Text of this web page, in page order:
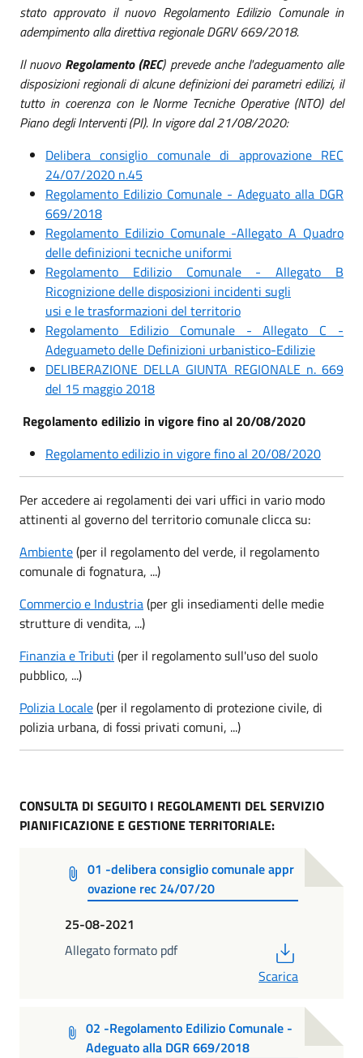
stato approvato il nuovo Regolamento Edilizio Comunale in
adempimento alla direttiva regionale DGRV 669/2018.
Il nuovo Regolamento (REC) prevede anche l'adeguamento alle
disposizioni regionali di alcune definizioni dei parametri edilizi, il
tutto in coerenza con le Norme Tecniche Operative (NTO) del
Piano degli Interventi (PI). In vigore dal 21/08/2020:
Delibera consiglio comunale di approvazione REC
24/07/2020 n.45
Regolamento Edilizio Comunale - Adeguato alla DGR
669/2018
Regolamento Edilizio Comunale -Allegato A Quadro
delle definizioni tecniche uniformi
Regolamento Edilizio Comunale - Allegato B
Ricognizione delle disposizioni incidenti sugli
usi e le trasformazioni del territorio
Regolamento Edilizio Comunale - Allegato C -
Adeguameto delle Definizioni urbanistico-Edilizie
DELIBERAZIONE DELLA GIUNTA REGIONALE n. 669
del 15 maggio 2018
Regolamento edilizio in vigore fino al 20/08/2020
Regolamento edilizio in vigore fino al 20/08/2020
Per accedere ai regolamenti dei vari uffici in vario modo
attinenti al governo del territorio comunale clicca su:
Ambiente(per il regolamento del verde, il regolamento
comunale di fognatura, ...)
Commercio e Industria(per gli insediamenti delle medie
strutture di vendita, ...)
Finanzia e Tributi (per il regolamento sull'uso del suolo
pubblico, ...)
Polizia Locale(per il regolamento di protezione civile, di
polizia urbana, di fossi privati comuni, ...)
CONSULTA DI SEGUITO I REGOLAMENTI DEL SERVIZIO
PIANIFICAZIONE E GESTIONE TERRITORIALE:
01 -delibera consiglio comunale appr
ovazione rec 24/07/20
25-08-2021
Allegato formato pdf
Scarica
02 -Regolamento Edilizio Comunale -
Adeguato alla DGR 669/2018